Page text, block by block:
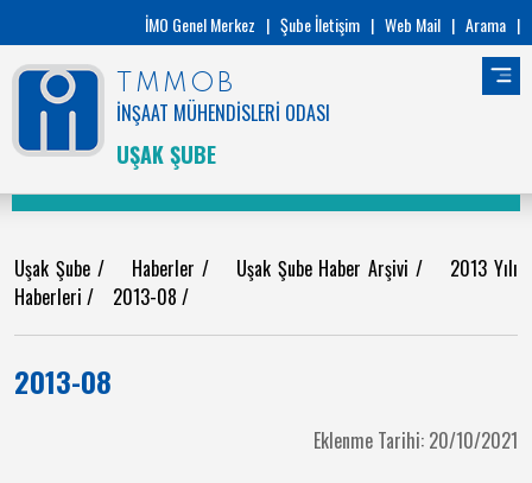
İMO Genel Merkez | Şube İletişim | Web Mail | Arama |
TMMOB
İNŞAAT MÜHENDİSLERİ ODASI
UŞAK ŞUBE
Uşak Şube / Haberler / Uşak Şube Haber Arşivi/ 2013 Yılı
Haberleri / 2013-08 /
2013-08
Eklenme Tarihi: 20/10/2021